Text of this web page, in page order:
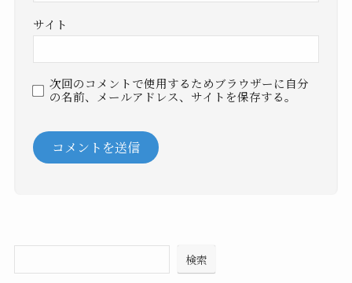
サイト
次回のコメントで使用するためブラウザーに自分
の名前、メールアドレス、サイトを保存する。
検索